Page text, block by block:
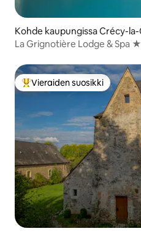
Kohde kaupungissa Crécy-
La Grignotière Lodge &
Vieraiden suosikkien
Vieraiden suosikki